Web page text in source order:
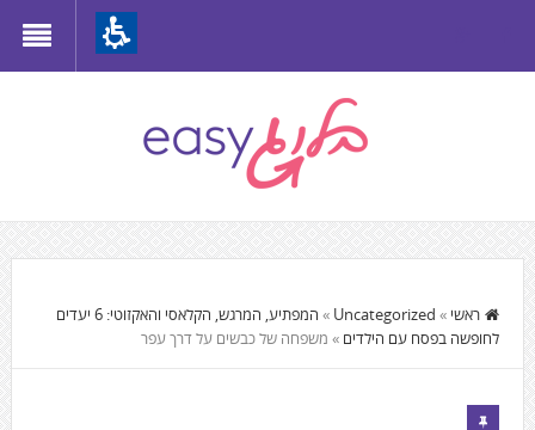
to
move
to
the
main
Content
התוכן
המרכזי,
You
can
press
ראשי »
Uncategorized
»
המפתיע, המרגש, הקלאסי והאקזוטי: 6 יעדים
לחופשה בפסח עם הילדים » משפחה של כבשים על דרך עפר